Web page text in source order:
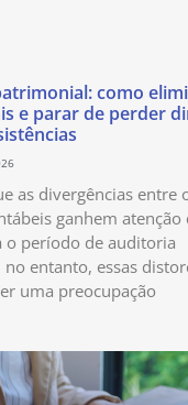
como
e parar de perder
as divergências entre
ganhem atenção
o período de auditoria
entanto, essas
uma preocupação